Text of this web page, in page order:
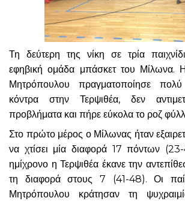
Τη δεύτερη της νίκη σε τρία
εφηβική ομάδα μπάσκετ του Μίλωνα.
Μητρόπουλου πραγματοποίησε
κόντρα στην Τερψιθέα, δεν
προβλήματα και πήρε εύκολα το ροζ
Στο πρώτο μέρος ο Μίλωνας ήταν
να χτίσει μία διαφορά 17 πόντων
ημίχρονο η Τερψιθέα έκανε την
τη διαφορά στους 7 (41-48). Οι
Μητρόπουλου κράτησαν τη